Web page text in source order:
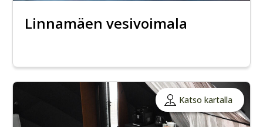
Linnamäen vesivoimala
Katso kartalla